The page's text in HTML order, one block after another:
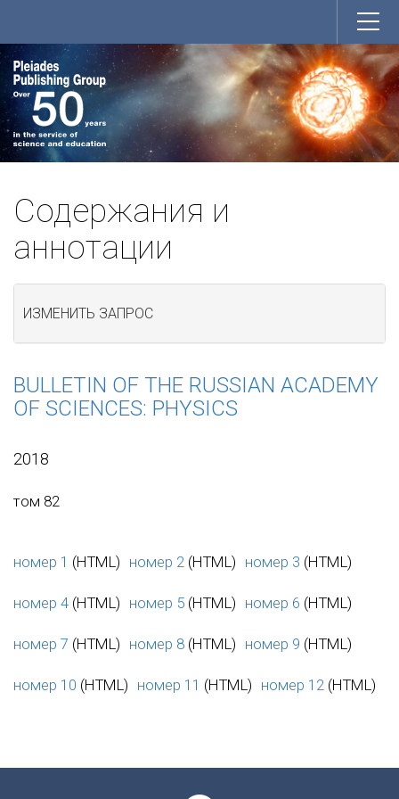
Содержания и
аннотации
ИЗМЕНИТЬ ЗАПРОС
BULLETIN OF THE RUSSIAN ACADEMY
OF SCIENCES: PHYSICS
2018
том 82
номер 1 (HTML) номер 2 (HTML) номер 3 (HTML)
номер 4 (HTML) номер 5 (HTML) номер 6 (HTML)
номер 7 (HTML) номер 8 (HTML) номер 9 (HTML)
номер 10 (HTML) номер 11 (HTML) номер 12 (HTML)